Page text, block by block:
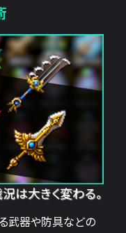
は大きく変わる。
る武器や防具などの